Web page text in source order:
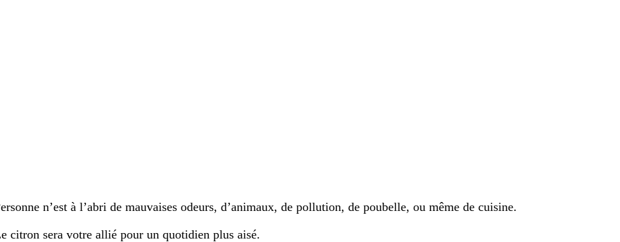
n’est à l’abri de mauvaises odeurs, d’animaux, de pollution, de poubelle, ou même de cuisine.
citron sera votre allié pour un quotidien plus aisé.